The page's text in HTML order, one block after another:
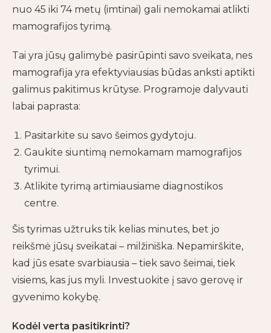
nuo 45 iki 74 metų (imtinai) gali nemokamai atlikti
mamografijos tyrimą.
Tai yra jūsų galimybė pasirūpinti savo sveikata, nes
mamografija yra efektyviausias būdas anksti aptikti
galimus pakitimus krūtyse. Programoje dalyvauti
labai paprasta:
Pasitarkite su savo šeimos gydytoju.
Gaukite siuntimą nemokamam mamografijos
tyrimui.
Atlikite tyrimą artimiausiame diagnostikos
centre.
Šis tyrimas užtruks tik kelias minutes, bet jo
reikšmė jūsų sveikatai – milžiniška. Nepamirškite,
kad jūs esate svarbiausia – tiek savo šeimai, tiek
visiems, kas jus myli. Investuokite į savo gerovę ir
gyvenimo kokybę.
Kodėl verta pasitikrinti?